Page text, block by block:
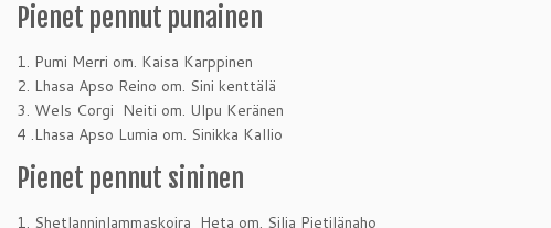
Pienet pennut punainen
1. Pumi Merri om. Kaisa Karppinen
2. Lhasa Apso Reino om. Sini kenttälä
3. Wels Corgi Neiti om. Ulpu Keränen
4 .Lhasa Apso Lumia om. Sinikka Kallio
Pienet pennut sininen
1. Shetlanninlammaskoira Heta om. Silja Pietilänaho